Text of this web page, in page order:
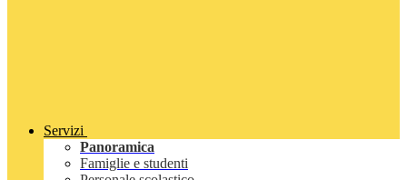
Servizi
Panoramica
Famiglie e studenti